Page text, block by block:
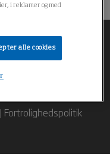
Fortrolighedspolitik
i reklamer og med
alle cookies